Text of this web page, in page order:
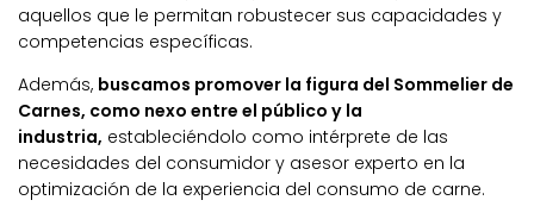
aquellos que le permitan robustecer sus capacidades y
competencias específicas.
Además, buscamos promover la figura del Sommelier de
Carnes, como nexo entre el público y la
industria, estableciéndolo como intérprete de las
necesidades del consumidor y asesor experto en la
optimización de la experiencia del consumo de carne.